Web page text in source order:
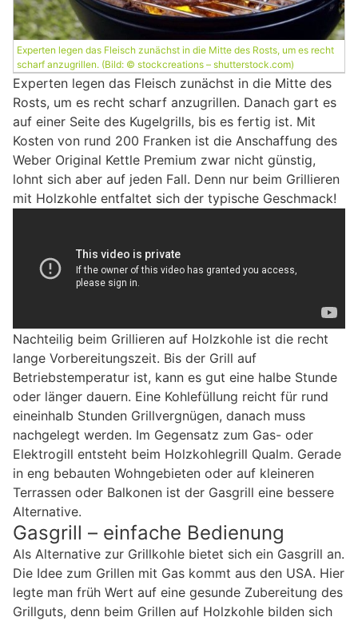
Experten legen das Fleisch zunächst in die Mitte des Rosts, um es recht
scharf anzugrillen. (Bild: © stockcreations – shutterstock.com)
Experten legen das Fleisch zunächst in die Mitte des
Rosts, um es recht scharf anzugrillen. Danach gart es
auf einer Seite des Kugelgrills, bis es fertig ist. Mit
Kosten von rund 200 Franken ist die Anschaffung des
Weber Original Kettle Premium zwar nicht günstig,
lohnt sich aber auf jeden Fall. Denn nur beim Grillieren
mit Holzkohle entfaltet sich der typische Geschmack!
Nachteilig beim Grillieren auf Holzkohle ist die recht
lange Vorbereitungszeit. Bis der Grill auf
Betriebstemperatur ist, kann es gut eine halbe Stunde
oder länger dauern. Eine Kohlefüllung reicht für rund
eineinhalb Stunden Grillvergnügen, danach muss
nachgelegt werden. Im Gegensatz zum Gas- oder
Elektrogill entsteht beim Holzkohlegrill Qualm. Gerade
in eng bebauten Wohngebieten oder auf kleineren
Terrassen oder Balkonen ist der Gasgrill eine bessere
Alternative.
Gasgrill – einfache Bedienung
Als Alternative zur Grillkohle bietet sich ein Gasgrill an.
Die Idee zum Grillen mit Gas kommt aus den USA. Hier
legte man früh Wert auf eine gesunde Zubereitung des
Grillguts, denn beim Grillen auf Holzkohle bilden sich